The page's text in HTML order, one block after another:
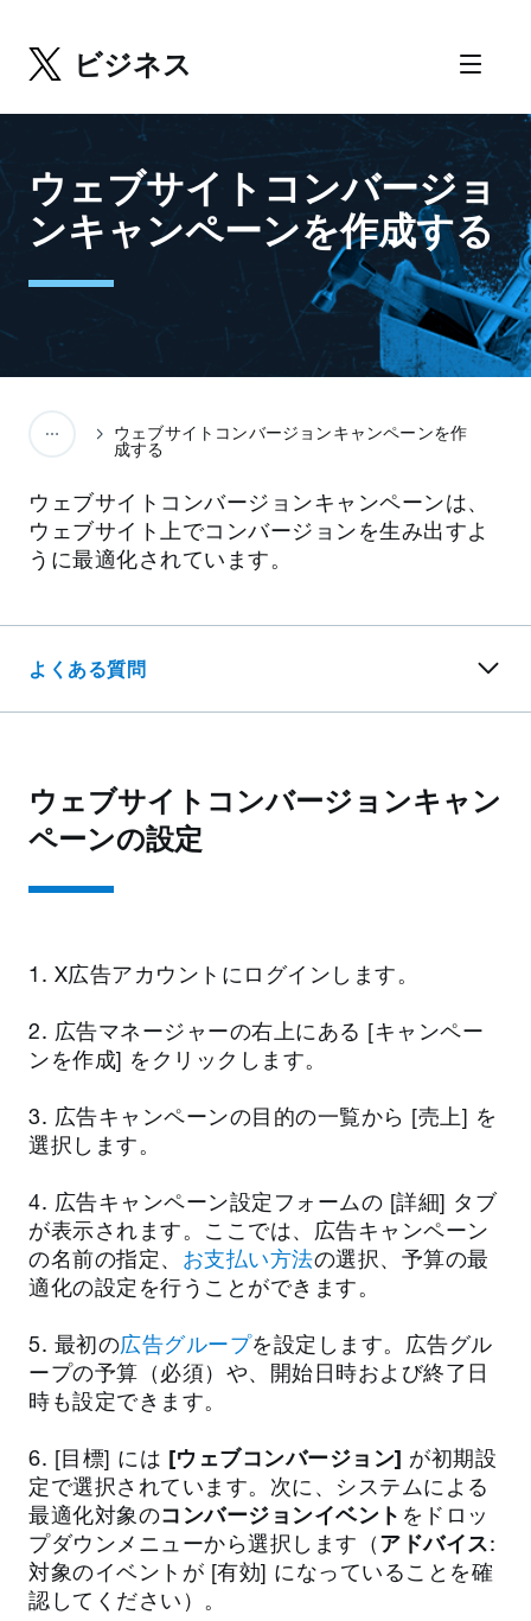
ビジネス
ウェブサイトコンバージョ
ンキャンペーンを作成する
ウェブサイトコンバージョンキャンペーンを作
成する
ウェブサイトコンバージョンキャンペーンは、
ウェブサイト上でコンバージョンを生み出すよ
うに最適化されています。
よくある質問
ウェブサイトコンバージョンキャン
ペーンの設定
1. X広告アカウントにログインします。
2. 広告マネージャーの右上にある [キャンペー
ンを作成] をクリックします。
3. 広告キャンペーンの目的の一覧から [売上] を
選択します。
4. 広告キャンペーン設定フォームの [詳細] タブ
が表示されます。ここでは、広告キャンペーン
の名前の指定、 お支払い方法の選択、予算の最
適化の設定を行うことができます。
5. 最初の広告グループを設定します。広告グル
ープの予算（必須）や、開始日時および終了日
時も設定できます。
6. [目標] には [ウェブコンバージョン] が初期設
定で選択されています。次に、システムによる
最適化対象のコンバージョンイベント をドロッ
プダウンメニューから選択します（アドバイス:
対象のイベントが [有効] になっていることを確
認してください）。